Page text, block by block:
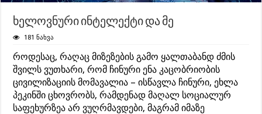
ხელოვნური ინტელექტი და მე
181 ნახვა
როდესაც, რაღაც მიზეზების გამო ყალთაბანდ ძმის
შვილს ვუთხარი, რომ ჩინური ენა კაცობრიობის
ცივილიზაციის მომავალია – ისწავლა ჩინური, ეხლა
პეკინში ცხოვრობს, რამდენად მაღალ სოციალურ
საფეხურზეა არ ვუღრმავდები, მაგრამ იმაზე